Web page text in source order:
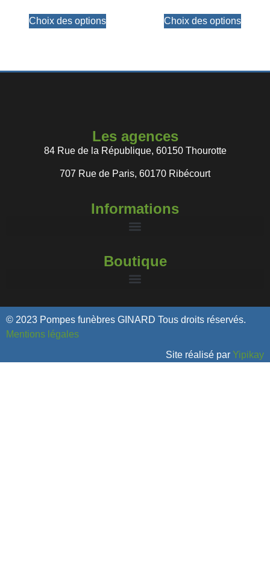
Choix des options Choix des options
Les agences
84 Rue de la République, 60150 Thourotte
707 Rue de Paris, 60170 Ribécourt
Informations
Boutique
© 2023 Pompes funèbres GINARD Tous droits réservés.
Mentions légales
Site réalisé par Yipikay